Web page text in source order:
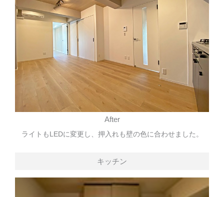
After
ライトもLEDに変更し、押入れも壁の色に合わせました。
キッチン